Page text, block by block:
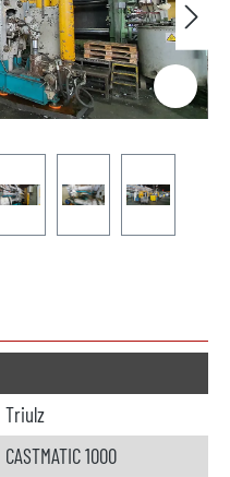
Triulz
CASTMATIC 1000